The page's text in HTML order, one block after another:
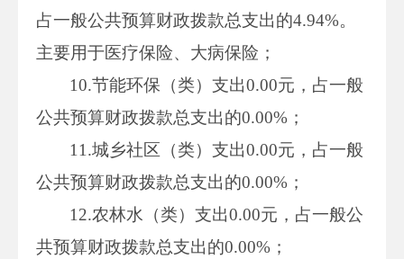
占一般公共预算财政拨款总支出的4.94%。
主要用于医疗保险、大病保险；
10.节能环保（类）支出0.00元，占一般
公共预算财政拨款总支出的0.00%；
11.城乡社区（类）支出0.00元，占一般
公共预算财政拨款总支出的0.00%；
12.农林水（类）支出0.00元，占一般公
共预算财政拨款总支出的0.00%；